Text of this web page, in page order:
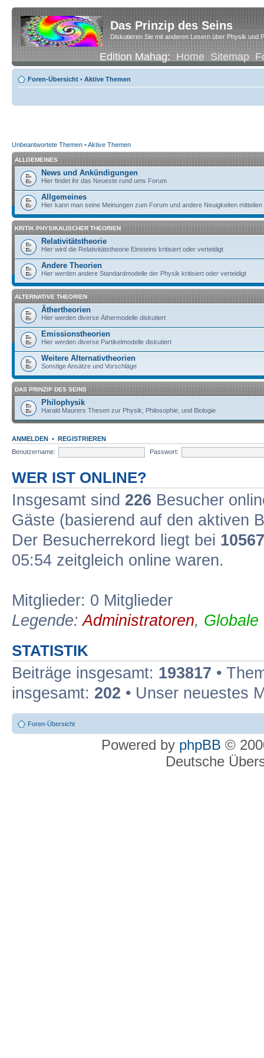
Das Prinzip des Seins
Diskutieren Sie mit anderen Lesern über Physik und
Edition Mahag:Home Sitemap
Foren-Übersicht • Aktive Themen
Unbeantwortete Themen •Aktive Themen
ALLGEMEINES
News und Ankündigungen
Hier findet ihr das Neueste rund ums Forum
Allgemeines
Hier kann man seine Meinungen zum Forum und andere Neuigkeiten mitteilen
KRITIK PHYSIKALISCHER THEORIEN
Relativitätstheorie
Hier wird die Relativitätstheorie Einsteins kritisiert oder verteidigt
Andere Theorien
Hier werden andere Standardmodelle der Physik kritisiert oder verteidigt
ALTERNATIVE THEORIEN
Äthertheorien
Hier werden diverse Äthermodelle diskutiert
Emissionstheorien
Hier werden diverse Partikelmodelle diskutiert
Weitere Alternativtheorien
Sonstige Ansätze und Vorschläge
DAS PRINZIP DES SEINS
Philophysik
Harald Maurers Thesen zur Physik, Philosophie, und Biologie
ANMELDEN • REGISTRIEREN
Benutzername:
Passwort:
WER IST ONLINE?
Insgesamt sind 226 Besucher
Gäste (basierend auf den aktiven
Der Besucherrekord liegt bei 10567
05:54 zeitgleich online waren.
Mitglieder: 0 Mitglieder
Legende:Administratoren, Globale
STATISTIK
Beiträge insgesamt: 193817 •
insgesamt: 202 • Unser neuestes
Foren-Übersicht
Powered by phpBB ©
Deutsche